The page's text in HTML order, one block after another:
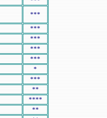
***
***
***
***
***
*
***
**
****
**